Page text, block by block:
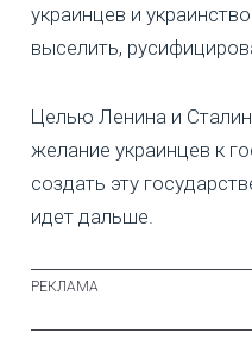
украинцев и
выселить,
Целью Ленина и
желание украинцев к
создать эту
идет дальше.